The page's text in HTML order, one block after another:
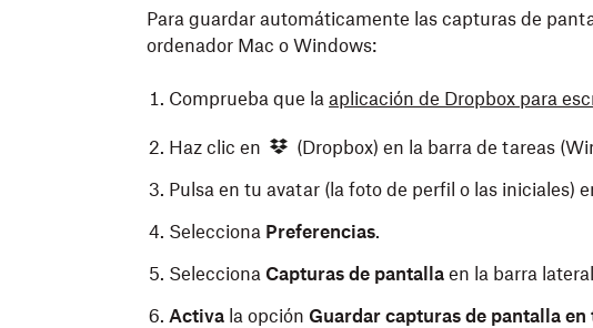
Para guardar automáticamente las capturas de
ordenador Mac o Windows:
Comprueba que la aplicación de Dropbox para
Haz clic en
(Dropbox) en la barra de tareas
Pulsa en tu avatar (la foto de perfil o las iniciales)
Selecciona Preferencias.
Selecciona Capturas de pantalla en la barra
Activa la opción Guardar capturas de pantalla